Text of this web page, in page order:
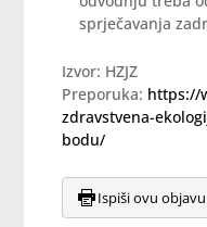
sprječavanja
Izvor: HZJZ
Preporuka: https://
zdravstvena-
bodu/
Ispiši ovu objavu